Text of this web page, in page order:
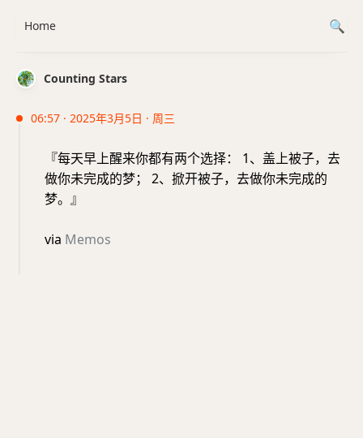
Counting Stars
06:57 · 2025年3月5日 · 周三
『每天早上醒来你都有两个选择： 1、盖上被子，去
做你未完成的梦； 2、掀开被子，去做你未完成的
梦。』
via Memos
Home